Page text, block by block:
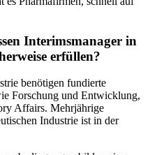
Interimsmanager in
erfüllen?
benötigen fundierte
Forschung und Entwicklung,
Affairs. Mehrjährige
Industrie ist in der